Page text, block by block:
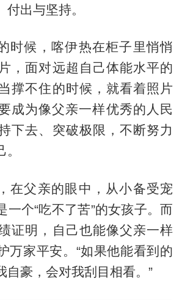
出与坚持。
时候，喀伊热在柜子里悄悄
，面对远超自己体能水平的
撑不住的时候，就看着照片
为像父亲一样优秀的人民
下去、突破极限，不断努力
在父亲的眼中，从小备受宠
一个“吃不了苦”的女孩子。而
证明，自己也能像父亲一样
万家平安。“如果他能看到的
自豪，会对我刮目相看。”